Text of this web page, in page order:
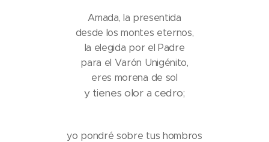
Amada, la presentida
desde los montes eternos,
la elegida por el Padre
para el Varón Unigénito,
eres morena de sol
y tienes olor a cedro;
yo pondré sobre tus hombros